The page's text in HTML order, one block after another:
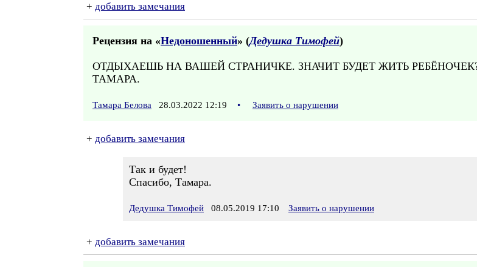
+ добавить замечания
Рецензия на «Недоношенный» (Дедушка Тимофей)
ОТДЫХАЕШЬ НА ВАШЕЙ СТРАНИЧКЕ. ЗНАЧИТ БУДЕТ ЖИТЬ
ТАМАРА.
Тамара Белова 28.03.2022 12:19 • Заявить о нарушении
+ добавить замечания
Так и будет!
Спасибо, Тамара.
Дедушка Тимофей 08.05.2019 17:10 Заявить о нарушении
+ добавить замечания